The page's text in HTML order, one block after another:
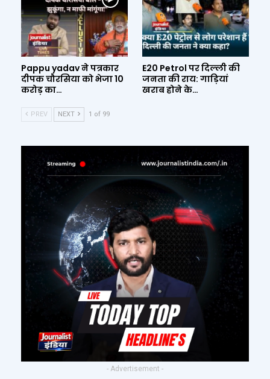
Pappu yadav ने पत्रकार
दीपक चौरसिया को भेजा 10
करोड़ का…
E20 Petrol पर दिल्ली की
जनता की राय: गाड़ियां
खराब होने के…
PREV NEXT 1 of 99
- Advertisement -